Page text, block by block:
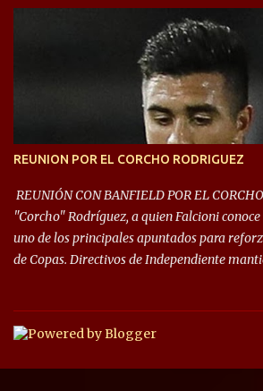
que iniciará en fase de grupos con 6
primeros de cada grupo jugarán los 8vos.
las fases de grupos de la
noche de Copas Rey! ⚽🇦🇹👑🏆.
REUNION POR EL CORCHO RODRIGUEZ
REUNIÓN CON BANFIELD POR EL
"Corcho" Rodríguez, a quien Falcioni
uno de los principales apuntados para
de Copas. Directivos de Independiente
préstamo con opción de compra pero, por lo
busca vender al menos el 50% del pase por
1,5 millones de dólares. El volante central